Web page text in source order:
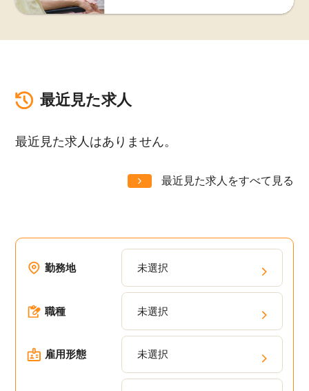
最近見た求人
最近見た求人はありません。
最近見た求人をすべて見る
勤務地 未選択
職種 未選択
雇用形態 未選択